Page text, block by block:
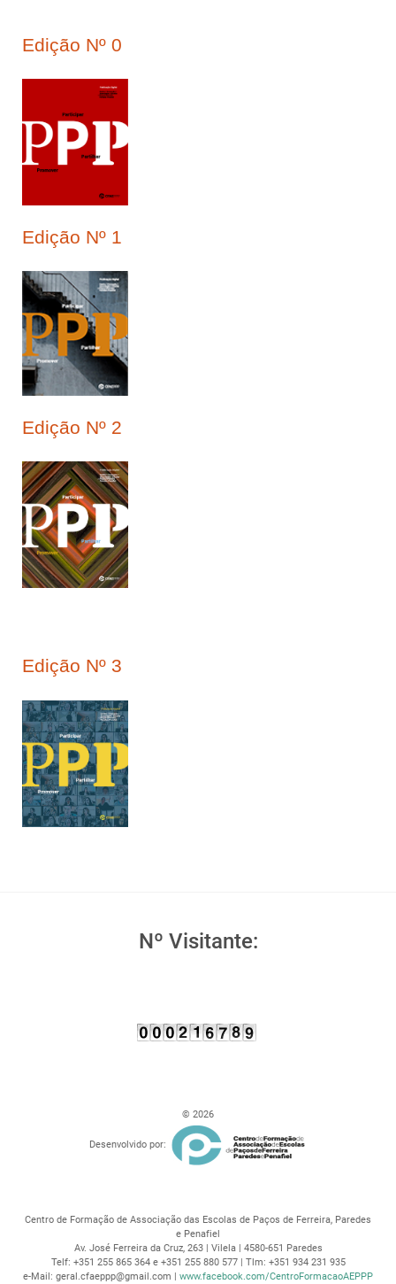
Edição Nº 0
Edição Nº 1
Edição Nº 2
Edição Nº 3
Nº Visitante:
© 2026
Desenvolvido por:
Centro de Formação de Associação das Escolas de Paços de Ferreira, Paredes
e Penafiel
Av. José Ferreira da Cruz, 263 | Vilela | 4580-651 Paredes
Telf: +351 255 865 364 e +351 255 880 577 | Tlm: +351 934 231 935
e-Mail: geral.cfaeppp@gmail.com | www.facebook.com/CentroFormacaoAEPPP